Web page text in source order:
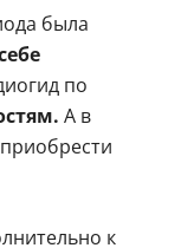
была
по
А в
к